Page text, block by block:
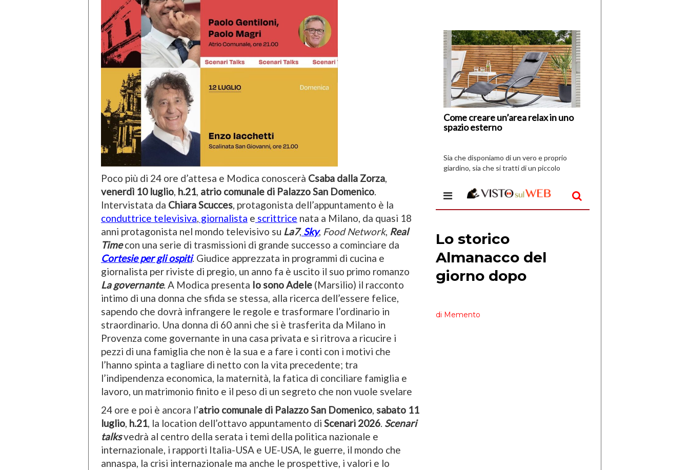
Poco più di 24 ore d’attesa e Modica conoscerà Csaba dalla Zorza,
venerdì 10 luglio, h.21, atrio comunale di Palazzo San Domenico.
Intervistata da Chiara Scucces, protagonista dell’appuntamento è la
conduttrice televisiva, giornalista e scrittrice nata a Milano, da quasi 18
anni protagonista nel mondo televisivo su La7, Sky, Food Network, Real
Timecon una serie di trasmissioni di grande successo a cominciare da
Cortesie per gli ospiti. Giudice apprezzata in programmi di cucina e
giornalista per riviste di pregio, un anno fa è uscito il suo primo romanzo
La governante. A Modica presenta Io sono Adele (Marsilio) il racconto
intimo di una donna che sfida se stessa, alla ricerca dell’essere felice,
sapendo che dovrà infrangere le regole e trasformare l’ordinario in
straordinario. Una donna di 60 anni che si è trasferita da Milano in
Provenza come governante in una casa privata e si ritrova a ricucire i
pezzi di una famiglia che non è la sua e a fare i conti con i motivi che
l’hanno spinta a tagliare di netto con la vita precedente; tra
l’indipendenza economica, la maternità, la fatica di conciliare famiglia e
lavoro, un matrimonio finito e il peso di un segreto che non vuole svelare
24 ore e poi è ancora l’atrio comunale di Palazzo San Domenico, sabato 11
luglio, h.21, la location dell’ottavo appuntamento di Scenari 2026. Scenari
talksvedrà al centro della serata i temi della politica nazionale e
internazionale, i rapporti Italia-USA e UE-USA, le guerre, il mondo che
annaspa, la crisi internazionale ma anche le prospettive, i valori e lo
Come creare un’area relax in uno
spazio esterno
di
I
Vespri
Sia che disponiamo di un vero e proprio
giardino, sia che si tratti di un piccolo